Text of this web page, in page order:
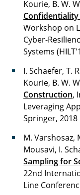
Kourie, B. W.
Workshop on
Cyber-
Systems
I. Schaefer, T.
Kourie, B. W.
Construction,
Leveraging
Springer, 2018
M. Varshosaz,
Mousavi, I.
Sampling for
22nd
Line